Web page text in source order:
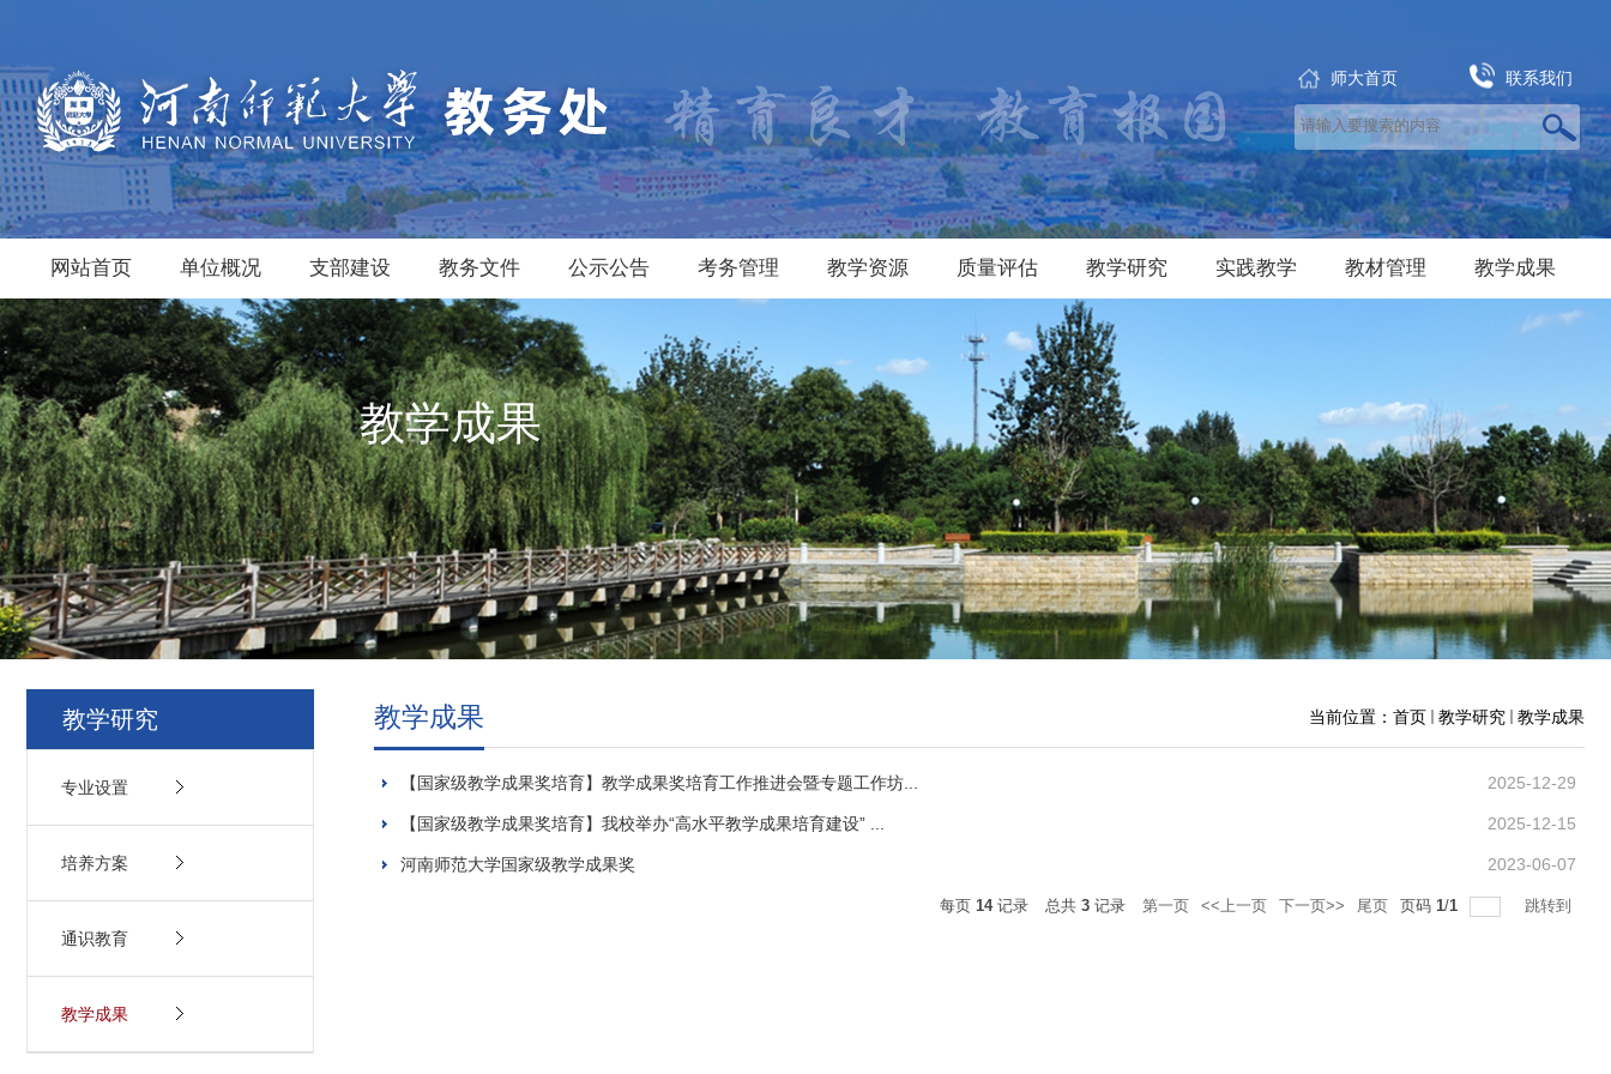
师大首页 联系我们
网站首页 单位概况 支部建设 教务文件 公示公告 考务管理 教学资源 质量评估 教学研究 实践教学 教材管理 教学成果
教学成果
教学研究
专业设置
培养方案
通识教育
教学成果
当前位置： 首页 教学研究 教学成果
教学成果
【国家级教学成果奖培育】教学成果奖培育工作推进会暨专题工作坊... 2025-12-29
【国家级教学成果奖培育】我校举办“高水平教学成果培育建设” ... 2025-12-15
河南师范大学国家级教学成果奖 2023-06-07
每页 14记录 总共 3 记录 第一页 <<上一页 下一页>> 尾页 页码 1/1 跳转到